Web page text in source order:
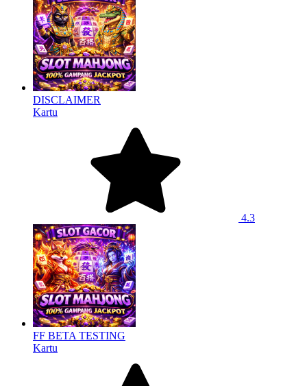
DISCLAIMER
Kartu
4.3
FF BETA TESTING
Kartu